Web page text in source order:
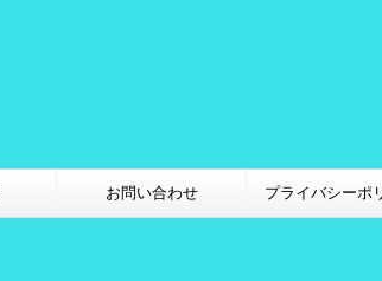
お問い合わせ プライバシーポ